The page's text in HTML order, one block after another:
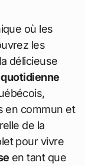
les
délicieuse
en commun et
de la
pour vivre
en tant que